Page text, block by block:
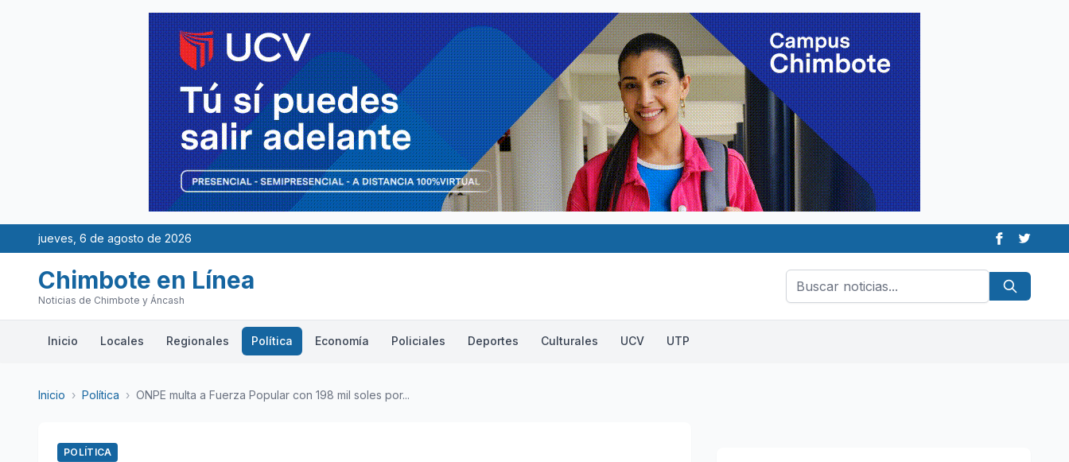
jueves, 6 de agosto de 2026
Chimbote en Línea
Noticias de Chimbote y Áncash
Inicio Locales Regionales Política Economía Policiales Deportes Culturales UCV UTP
Inicio › Política › ONPE multa a Fuerza Popular con 198 mil soles por...
POLÍTICA